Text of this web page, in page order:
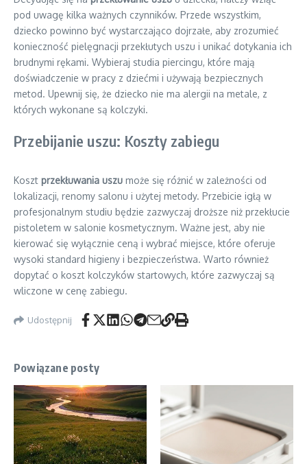
pod uwagę kilka ważnych czynników. Przede wszystkim,
dziecko powinno być wystarczająco dojrzałe, aby zrozumieć
konieczność pielęgnacji przekłutych uszu i unikać dotykania ich
brudnymi rękami. Wybieraj studia piercingu, które mają
doświadczenie w pracy z dziećmi i używają bezpiecznych
metod. Upewnij się, że dziecko nie ma alergii na metale, z
których wykonane są kolczyki.
Przebijanie uszu: Koszty zabiegu
Koszt przekłuwania uszu może się różnić w zależności od
lokalizacji, renomy salonu i użytej metody. Przebicie igłą w
profesjonalnym studiu będzie zazwyczaj droższe niż przekłucie
pistoletem w salonie kosmetycznym. Ważne jest, aby nie
kierować się wyłącznie ceną i wybrać miejsce, które oferuje
wysoki standard higieny i bezpieczeństwa. Warto również
dopytać o koszt kolczyków startowych, które zazwyczaj są
wliczone w cenę zabiegu.
Udostępnij
Powiązane posty